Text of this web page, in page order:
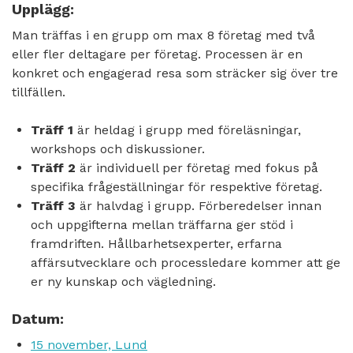
Upplägg:
Man träffas i en grupp om max 8 företag med två
eller fler deltagare per företag. Processen är en
konkret och engagerad resa som sträcker sig över tre
tillfällen.
Träff 1 är heldag i grupp med föreläsningar,
workshops och diskussioner.
Träff 2 är individuell per företag med fokus på
specifika frågeställningar för respektive företag.
Träff 3 är halvdag i grupp. Förberedelser innan
och uppgifterna mellan träffarna ger stöd i
framdriften. Hållbarhetsexperter, erfarna
affärsutvecklare och processledare kommer att ge
er ny kunskap och vägledning.
Datum:
15 november, Lund